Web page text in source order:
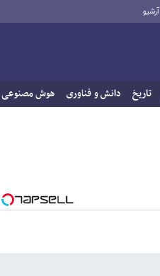
آرشیو
تاریخ دانش و فناوری هوش مصنوعی